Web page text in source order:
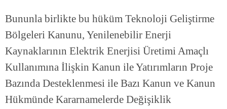
Bununla birlikte bu hüküm Teknoloji Geliştirme
Bölgeleri Kanunu, Yenilenebilir Enerji
Kaynaklarının Elektrik Enerjisi Üretimi Amaçlı
Kullanımına İlişkin Kanun ile Yatırımların Proje
Bazında Desteklenmesi ile Bazı Kanun ve Kanun
Hükmünde Kararnamelerde Değişiklik